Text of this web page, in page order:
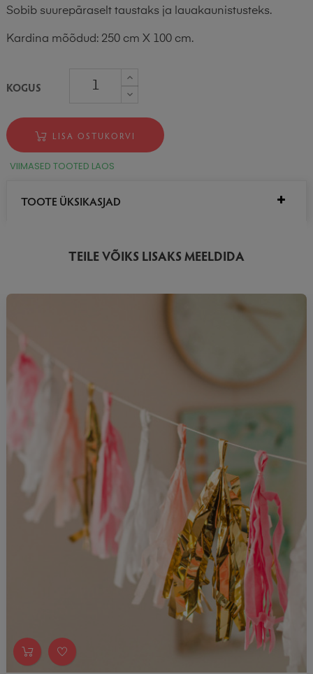
Sobib suurepäraselt taustaks ja lauakaunistusteks.
Kardina mõõdud: 250 cm X 100 cm.
KOGUS
LISA OSTUKORVI
VIIMASED TOOTED LAOS
TOOTE ÜKSIKASJAD
TEILE VÕIKS LISAKS MEELDIDA